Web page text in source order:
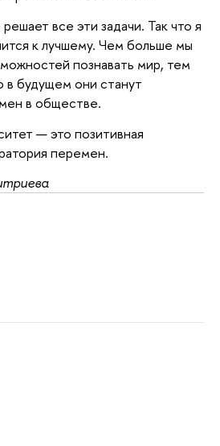
все эти задачи. Так что я
к лучшему. Чем больше мы
познавать мир, тем
в будущем они станут
в обществе.
— это позитивная
перемен.